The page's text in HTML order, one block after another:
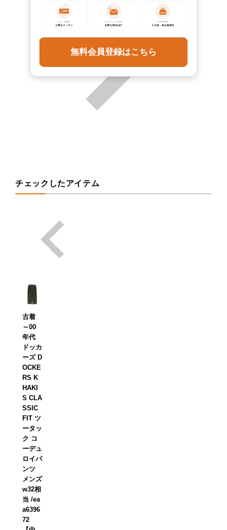
チェックしたアイテム
古着
～00
年代
ドッカ
ーズ D
OCKE
RS K
HAKI
S CLA
SSIC
FIT ツ
ータッ
ク コ
ーデュ
ロイパ
ンツ
メンズ
w32相
当 /ea
a6396
72
無料会員登録はこちら